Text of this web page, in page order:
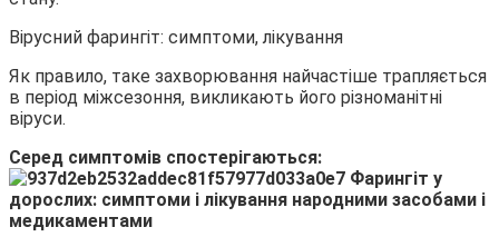
Вірусний фарингіт: симптоми, лікування
Як правило, таке захворювання найчастіше трапляється
в період міжсезоння, викликають його різноманітні
віруси.
Серед симптомів спостерігаються: